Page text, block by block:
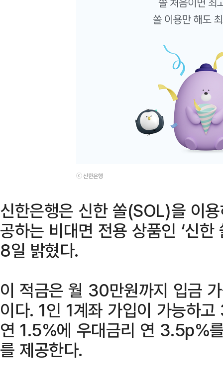
ⓒ 신한은행
신한은행은 신한 쏠(SOL)을 이
공하는 비대면 전용 상품인 ‘신
8일 밝혔다.
이 적금은 월 30만원까지 입금
이다. 1인 1계좌 가입이 가능하
연 1.5%에 우대금리 연 3.5p%
를 제공한다.